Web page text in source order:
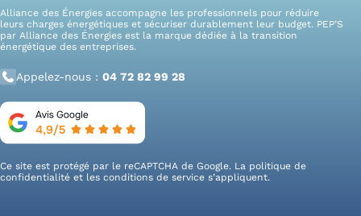
Alliance des Énergies accompagne les professionnels pour réduire
leurs charges énergétiques et sécuriser durablement leur budget. PEP’S
par Alliance des Énergies est la marque dédiée à la transition
énergétique des entreprises.
Appelez-nous : 04 72 82 99 28
Ce site est protégé par le reCAPTCHA de Google. La politique de
confidentialité et les conditions de service s’appliquent.